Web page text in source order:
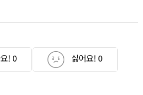
! 0 싫어요! 0